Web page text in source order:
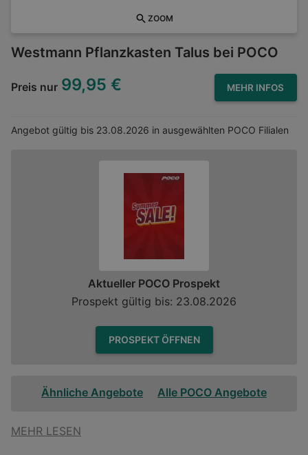
ZOOM
Westmann Pflanzkasten Talus bei POCO
Preis nur 99,95 € MEHR INFOS
Angebot gültig bis 23.08.2026 in ausgewählten POCO Filialen
Aktueller POCO Prospekt
Prospekt gültig bis: 23.08.2026
PROSPEKT ÖFFNEN
Ähnliche Angebote Alle POCO Angebote
MEHR LESEN